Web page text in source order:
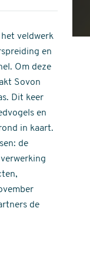
veldwerk
en
Om deze
Sovon
Dit keer
en
in kaart.
de
de